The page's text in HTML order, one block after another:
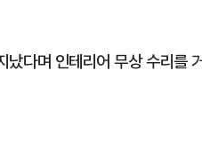
다며 인테리어 무상 수리를